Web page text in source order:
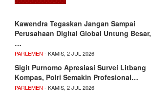
Kawendra Tegaskan Jangan Sampai
Perusahaan Digital Global Untung Besar,
…
PARLEMEN - KAMIS, 2 JUL 2026
Sigit Purnomo Apresiasi Survei Litbang
Kompas, Polri Semakin Profesional…
PARLEMEN - KAMIS, 2 JUL 2026